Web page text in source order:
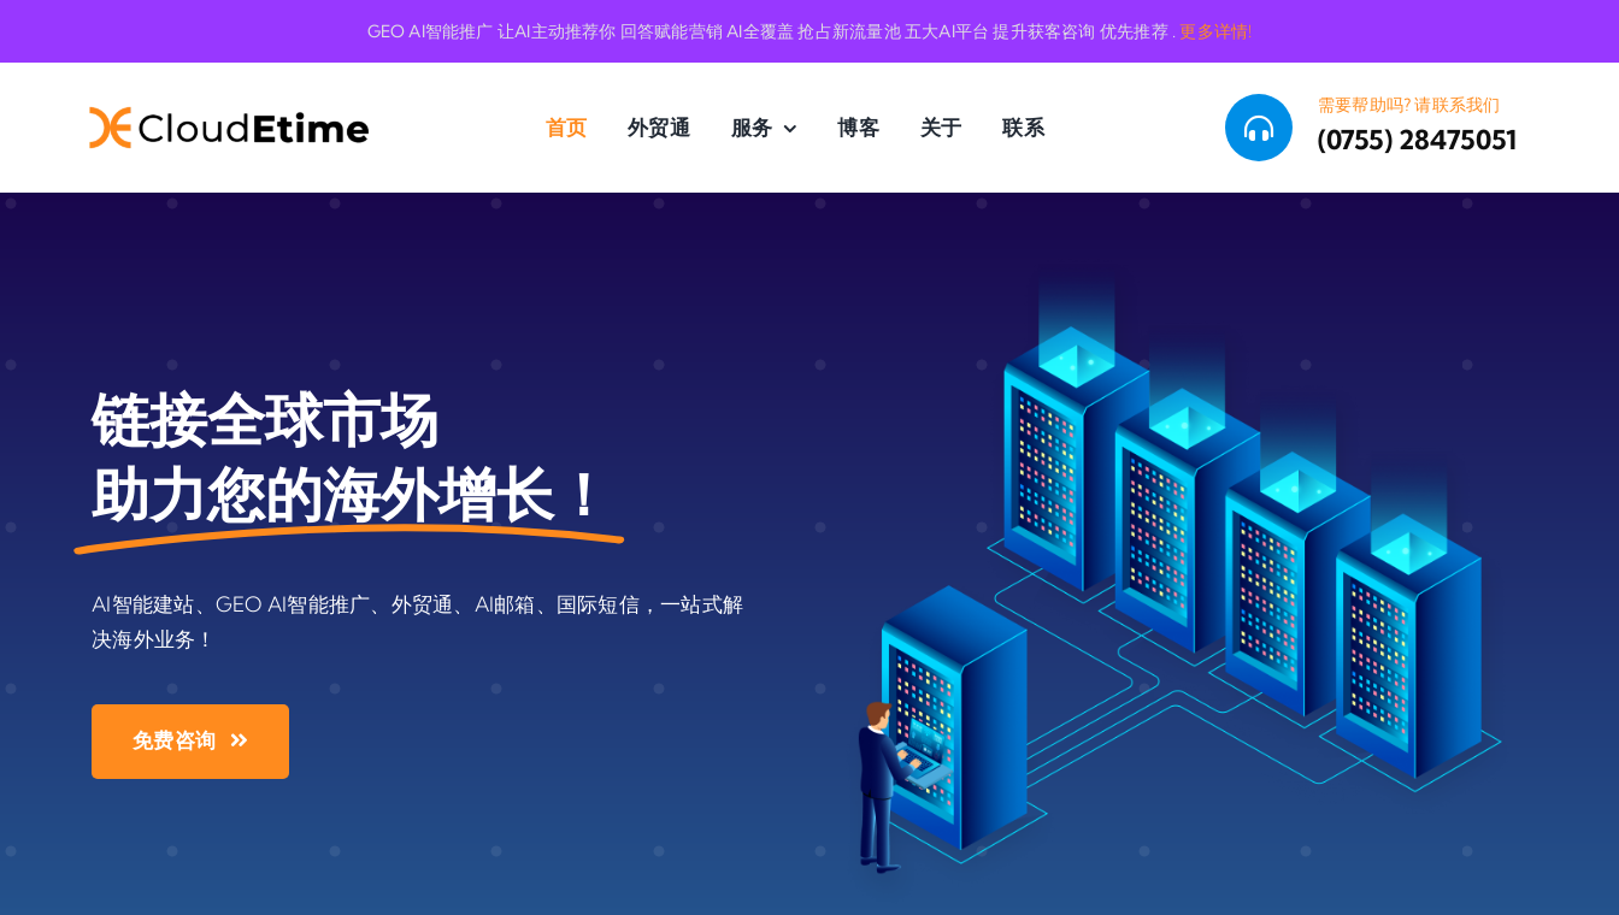
GEO AI智能推广 让AI主动推荐你 回答赋能营销 AI全覆盖 抢占新流量池 五大AI平台 提升获客咨询 优先推荐 .更多详情!
首页 外贸通 服务 博客 关于 联系
需要帮助吗? 请联系我们
(0755) 28475051
链接全球市场
助力您的海外增长！
AI智能建站、GEO AI智能推广、外贸通、AI邮箱、国际短信，一站式解
决海外业务！
免费咨询